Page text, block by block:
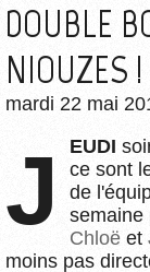
DOUBLE
NIOUZES !
mardi 22 mai
JEUDI
ce sont
de
semaine
Chloë et
moins pas